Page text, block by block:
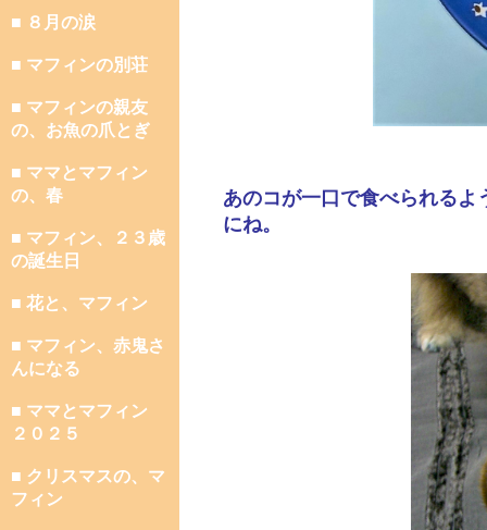
■ ８月の涙
■ マフィンの別荘
■ マフィンの親友
の、お魚の爪とぎ
■ ママとマフィン
の、春
■ マフィン、２３歳
の誕生日
■ 花と、マフィン
■ マフィン、赤鬼さ
んになる
■ ママとマフィン
２０２５
■ クリスマスの、マ
フィン
あのコが一口で食べられる
にね。